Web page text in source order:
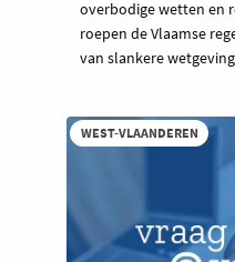
overbodige wetten en
roepen de Vlaamse
van slankere
WEST-VLAANDEREN